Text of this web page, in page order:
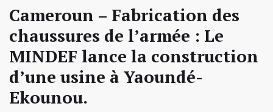
Cameroun – Fabrication des
chaussures de l’armée : Le
MINDEF lance la construction
d’une usine à Yaoundé-
Ekounou.